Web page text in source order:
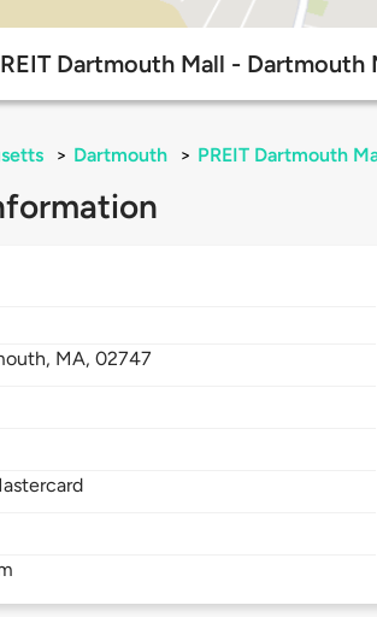
Dartmouth Mall - Dartmouth
> Dartmouth > PREIT Dartmouth
MA,02747